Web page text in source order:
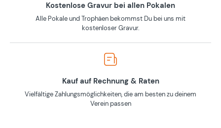
Kostenlose Gravur bei allen Pokalen
Alle Pokale und Trophäen bekommst Du bei uns mit
kostenloser Gravur.
Kauf auf Rechnung & Raten
Vielfältige Zahlungsmöglichkeiten, die am besten zu deinem
Verein passen